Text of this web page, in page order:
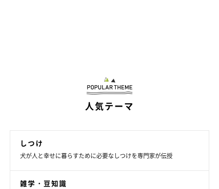
人気テーマ
しつけ
犬が人と幸せに暮らすために必要なしつけを専門家が伝授
雑学・豆知識